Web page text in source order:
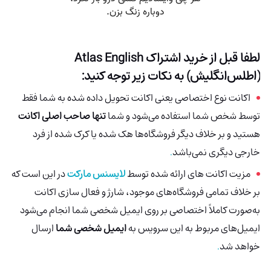
لطفا قبل از خرید اشتراکAtlas English
(اطلس‌انگلیش)به نکات زیر توجه کنید:
اکانت نوع اختصاصی یعنی اکانت تحویل داده شده به شما فقط
توسط شخص شما استفاده می‌شود و شماتنها صاحب اصلی اکانت
هستید و بر خلاف دیگر فروشگاه‌ها هک شدهیا کرک شده از فرد
خارجی دیگری نمی‌باشد.
مزیت اکانت های ارائه شده توسطلایسنس مارکتدر این است که
بر خلاف تمامی فروشگاه‌های موجود، شارژ و فعال سازی اکانت
به‌صورت کاملاً اختصاصی بر روی ایمیل شخصی شما انجام می‌شود
ایمیل‌های مربوط به این سرویس بهایمیل شخصی شماارسال
خواهد شد.